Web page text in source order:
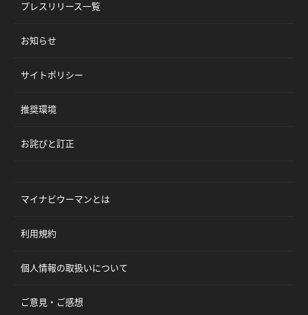
プレスリリース一覧
お知らせ
サイトポリシー
推奨環境
お詫びと訂正
マイナビウーマンとは
利用規約
個人情報の取扱いについて
ご意見・ご感想